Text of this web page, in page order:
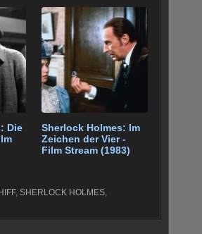
Die
Sherlock Holmes: Im
Zeichen der Vier -
Film Stream (1983)
, SHERLOCK HOLMES,